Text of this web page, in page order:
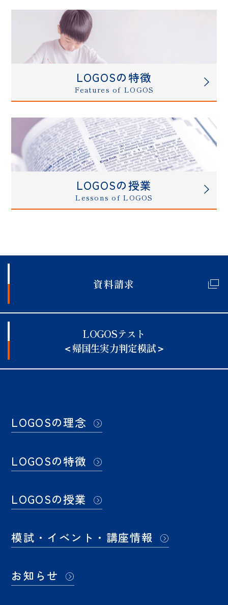
LOGOSの特徴
Features of LOGOS
LOGOSの授業
Lessons of LOGOS
資料請求
LOGOSテスト
＜帰国生実力判定模試＞
LOGOSの理念
LOGOSの特徴
LOGOSの授業
模試・イベント・講座情報
お知らせ